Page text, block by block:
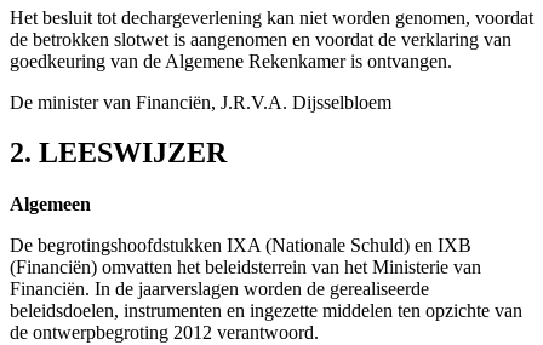
Het besluit tot dechargeverlening kan niet worden genomen, voordat
de betrokken slotwet is aangenomen en voordat de verklaring van
goedkeuring van de Algemene Rekenkamer is ontvangen.
De minister van Financiën, J.R.V.A. Dijsselbloem
2. LEESWIJZER
Algemeen
De begrotingshoofdstukken IXA (Nationale Schuld) en IXB
(Financiën) omvatten het beleidsterrein van het Ministerie van
Financiën. In de jaarverslagen worden de gerealiseerde
beleidsdoelen, instrumenten en ingezette middelen ten opzichte van
de ontwerpbegroting 2012 verantwoord.